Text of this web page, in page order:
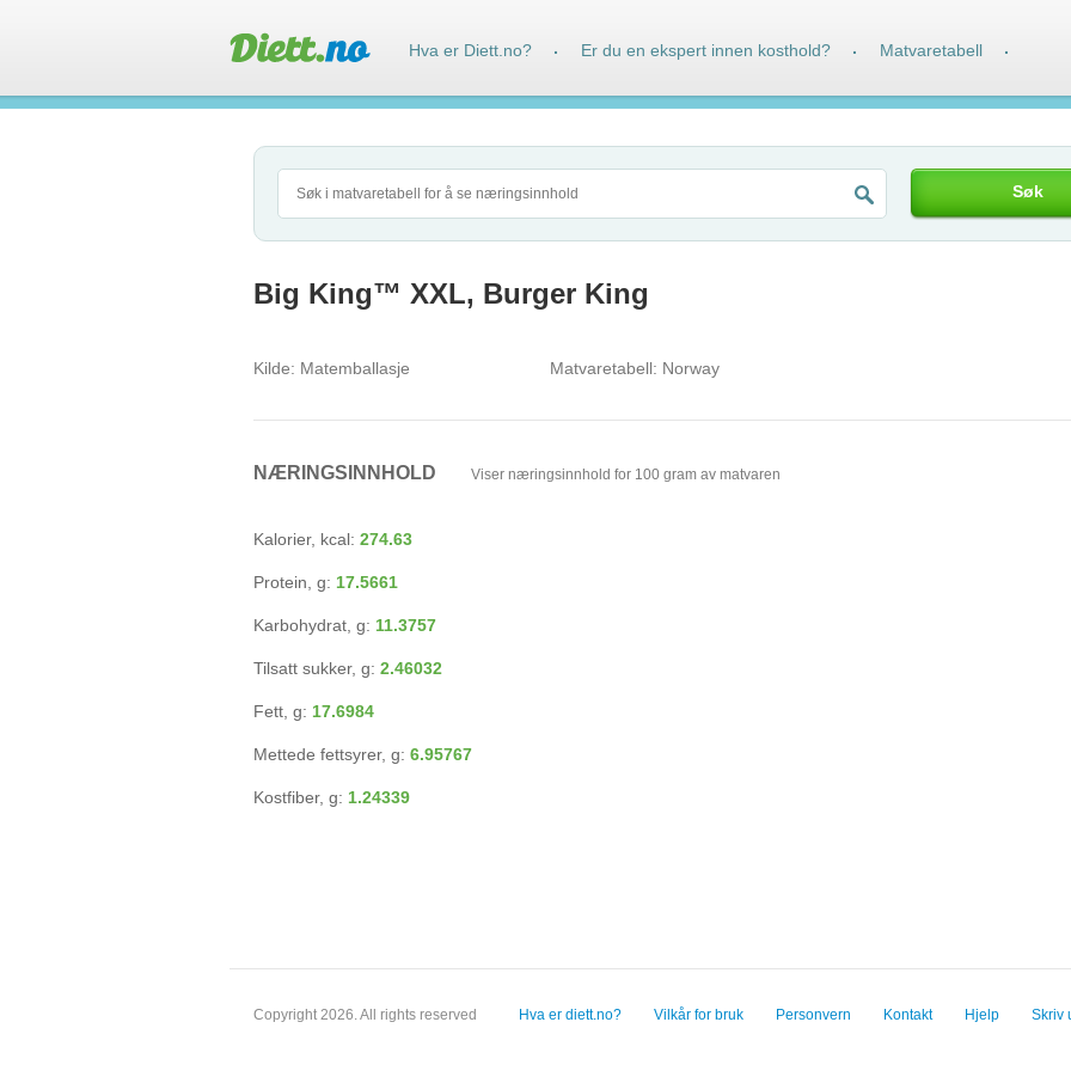
Søk
Big King™ XXL, Burger King
Kilde: Matemballasje Matvaretabell: Norway
NÆRINGSINNHOLD Viser næringsinnhold for 100 gram av matvaren
Kalorier, kcal: 274.63
Protein, g: 17.5661
Karbohydrat, g: 11.3757
Tilsatt sukker, g: 2.46032
Fett, g: 17.6984
Mettede fettsyrer, g: 6.95767
Kostfiber, g: 1.24339
Copyright 2026. All rights reserved Hva er diett.no? Vilkår for bruk Personvern Kontakt Hjelp Skriv
Hva er Diett.no? · Er du en ekspert innen kosthold? · Matvaretabell ·